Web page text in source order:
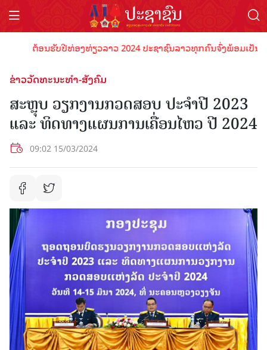
ຕ້ອນຮັບປີທ່ອງທ່ຽວລາວ 2024 ປະຊາຊົນລາວທຸກຄົນຈົ່ງພ້ອມເປັນເ
ຂ່າວວັດທະນະທຳ-ສັງຄົມ
ສະຫຼຸບ ວຽກງານກວດສອບ ປະຈຳປີ 2023
ແລະ ທິດທາງແຜນການເຄື່ອນໄຫວ ປີ 2024
09:02 15/03/2024